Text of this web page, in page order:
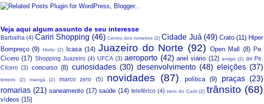
Veja aqui algum assunto de seu interesse
Barbalha (4) Cariri Shopping (46) Centro dos romeiros (2) Cidade Juá (49) Crato (11) Hiper
Bompreço (9) Horto (2) Icasa (14) Juazeiro do Norte (92) Open Mall (8) Pe.
Cícero (17) Shopping Juazeiro (4) UFCA (3) aeroporto (42) anel viário (12) antigo (2) av Pe.
Cícero (3) concurso (8) curiosidades (30) desenvolvimento (48) eleições (37)
letreiro (2) mangá (2) marco zero (5) novidades (87) política (9) praças
(23)
romarias (21) saneamento (17) saúde (14) teleférico (4) trem do Cariri (2) trânsito (68)
vídeos (15)